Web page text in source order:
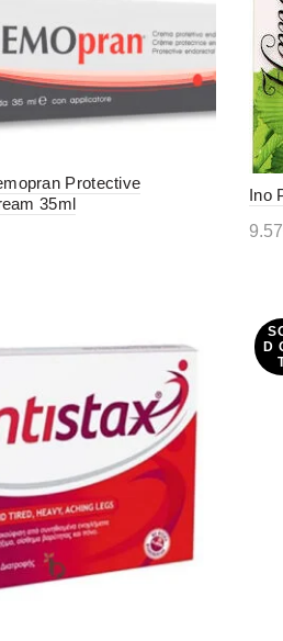
Protective
35ml
Ino
9.57
D